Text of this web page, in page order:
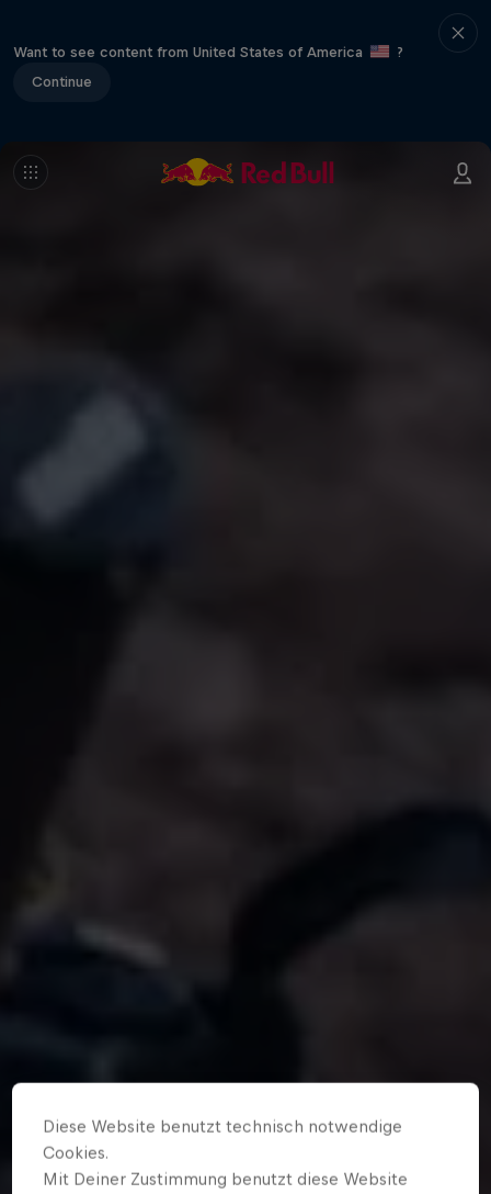
Want to see content from United States of America
?
Continue
Diese Website benutzt technisch notwendige
Cookies.
Mit Deiner Zustimmung benutzt diese Website